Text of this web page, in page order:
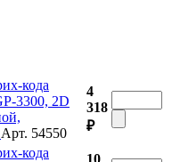
кода
3300, 2D
Арт. 54550
4
318
₽
кода
10